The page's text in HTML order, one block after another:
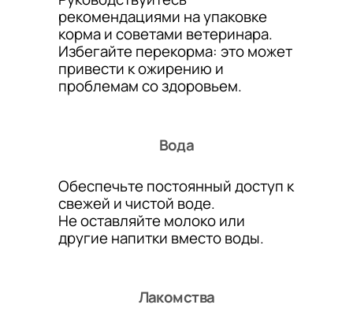
рекомендациями на упаковке
корма и советами ветеринара.
Избегайте перекорма: это может
привести к ожирению и
проблемам со здоровьем.
Вода
Обеспечьте постоянный доступ к
свежей и чистой воде.
Не оставляйте молоко или
другие напитки вместо воды.
Лакомства